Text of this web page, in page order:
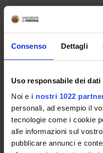
Consenso Dettagli
Uso responsabile dei dati
Noi e i nostri 1022
personali, ad esempio il
tecnologie come i cookie
alle informazioni sul
pubblicare annunci e
GOVERNANCE
COMMISSIONI
UFFICI E STRUTTURE DI
SERVIZI DI SEGRETERIA